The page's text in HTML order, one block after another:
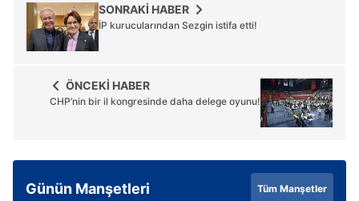
SONRAKİ HABER
İP kurucularından Sezgin istifa etti!
ÖNCEKİ HABER
CHP’nin bir il kongresinde daha delege oyunu!
Günün Manşetleri Tüm Manşetler